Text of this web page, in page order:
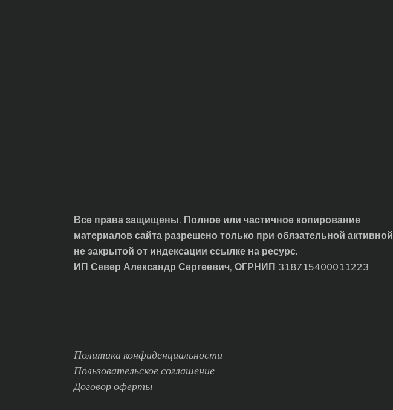
Все права защищены. Полное или частичное копирование
материалов сайта разрешено только при обязательной активной
не закрытой от индексации ссылке на ресурс.
ИП Север Александр Сергеевич, ОГРНИП 318715400011223
Политика конфиденциальности
Пользовательское соглашение
Договор оферты